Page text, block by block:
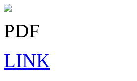
PDF
LINK